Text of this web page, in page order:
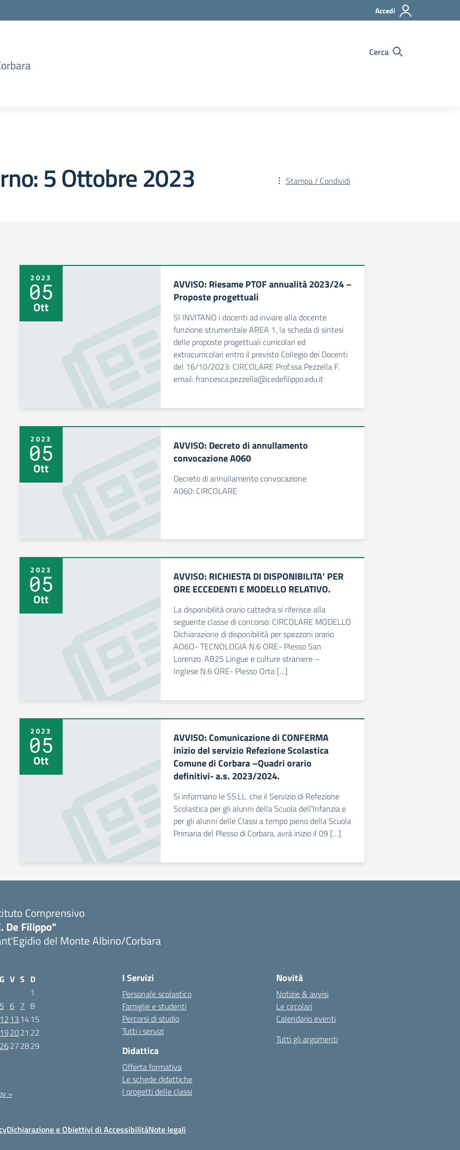
Accedi
Cerca
5 Ottobre 2023 Stampa / Condividi
2023
05
Ott
AVVISO: Riesame PTOF annualità 2023/24 –
Proposte progettuali
SI INVITANO i docenti ad inviare alla docente
funzione strumentale AREA 1, la scheda di sintesi
delle proposte progettuali curricolari ed
extracurricolari entro il previsto Collegio dei Docenti
del 16/10/2023: CIRCOLARE Prof.ssa Pezzella F.
email: francesca.pezzella@icedefilippo.edu.it
2023
05
Ott
AVVISO: Decreto di annullamento
convocazione A060
Decreto di annullamento convocazione
A060: CIRCOLARE
2023
05
Ott
AVVISO: RICHIESTA DI DISPONIBILITA’ PER
ORE ECCEDENTI E MODELLO RELATIVO.
La disponibilità orario cattedra si riferisce alla
seguente classe di concorso: CIRCOLARE MODELLO
Dichiarazione di disponibilità per spezzoni orario
AO6O- TECNOLOGIA N.6 ORE- Plesso San
Lorenzo. AB25 Lingue e culture straniere –
Inglese N.6 ORE- Plesso Orta […]
2023
05
Ott
AVVISO: Comunicazione di CONFERMA
inizio del servizio Refezione Scolastica
Comune di Corbara –Quadri orario
definitivi- a.s. 2023/2024.
Si informano le SS.LL. che il Servizio di Refezione
Scolastica per gli alunni della Scuola dell’Infanzia e
per gli alunni delle Classi a tempo pieno della Scuola
Primaria del Plesso di Corbara, avrà inizio il 09 […]
Comprensivo
De Filippo"
del Monte Albino/Corbara
G V S D
1
5 6 7 8
12 13 1415
192021 22
26272829
»
I Servizi
Personale scolastico
Famiglie e studenti
Percorsi di studio
Tutti i servizi
Didattica
Offerta formativa
Le schede didattiche
I progetti delle classi
Novità
Notizie & avvisi
Le circolari
Calendario eventi
Tutti gli argomenti
Dichiarazione e Obiettivi di AccessibilitàNote legali